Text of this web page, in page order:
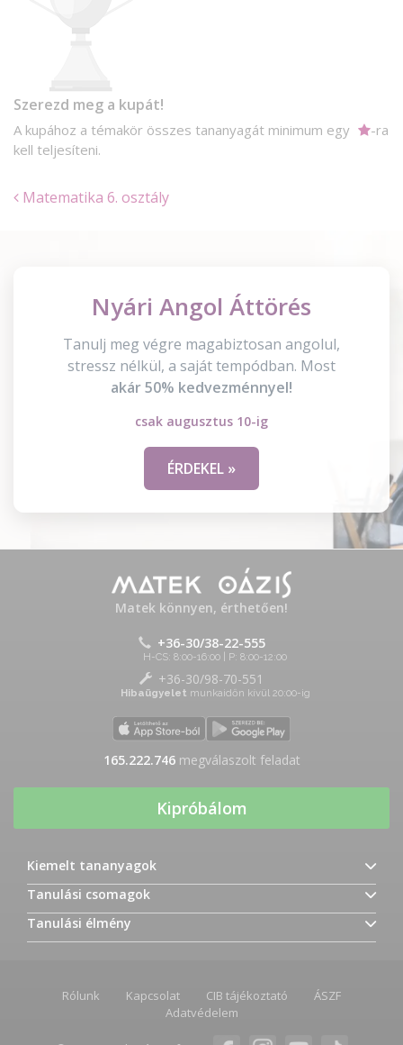
Szerezd meg a kupát!
A kupához a témakör összes tananyagát minimum egy
-ra
kell teljesíteni.
Matematika 6. osztály
Nyári Angol Áttörés
Tanulj meg végre magabiztosan angolul,
stressz nélkül, a saját tempódban. Most
akár 50% kedvezménnyel!
csak augusztus 10-ig
ÉRDEKEL »
Matek könnyen, érthetően!
+36-30/38-22-555
H-CS: 8:00-16:00 | P: 8:00-12:00
+36-30/98-70-551
Hibaügyelet munkaidőn kívül 20:00-ig
165.222.746megválaszolt feladat
Kipróbálom
Kiemelt tananyagok
Tanulási csomagok
Tanulási élmény
Rólunk Kapcsolat CIB tájékoztató
ÁSZF
Adatvédelem